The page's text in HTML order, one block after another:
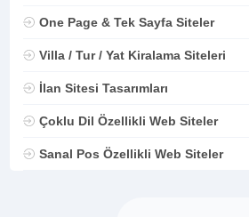
One Page & Tek Sayfa Siteler
Villa / Tur / Yat Kiralama Siteleri
İlan Sitesi Tasarımları
Çoklu Dil Özellikli Web Siteler
Sanal Pos Özellikli Web Siteler